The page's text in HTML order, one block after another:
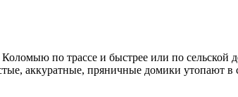
по трассе и быстрее или по сельской
аккуратные, пряничные домики утопают